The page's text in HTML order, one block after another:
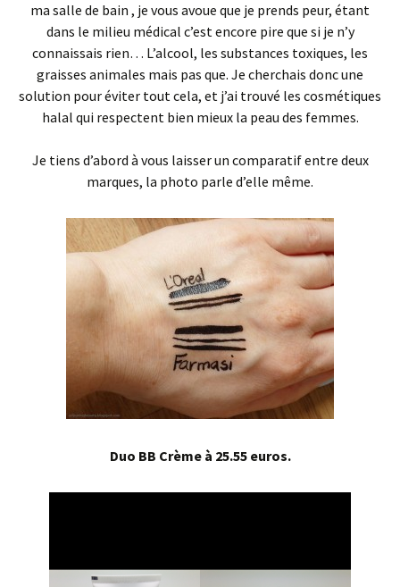
ma salle de bain , je vous avoue que je prends peur, étant
dans le milieu médical c’est encore pire que si je n’y
connaissais rien… L’alcool, les substances toxiques, les
graisses animales mais pas que. Je cherchais donc une
solution pour éviter tout cela, et j’ai trouvé les cosmétiques
halal qui respectent bien mieux la peau des femmes.
Je tiens d’abord à vous laisser un comparatif entre deux
marques, la photo parle d’elle même.
Duo BB Crème à 25.55 euros.